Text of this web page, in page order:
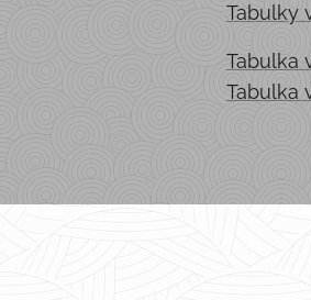
Tabulky
Tabulka
Tabulka